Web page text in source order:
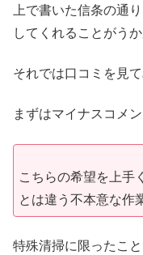
上で書いた信条の通
してくれることがうか
それでは口コミを見て
まずはマイナスコメン
こちらの希望を上手
とは違う不本意な作
特殊清掃に限ったこ